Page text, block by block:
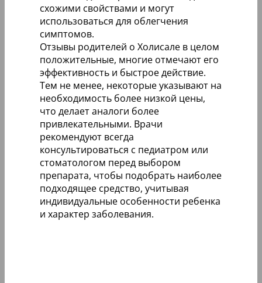
схожими свойствами и могут
использоваться для облегчения
симптомов.
Отзывы родителей о Холисале в целом
положительные, многие отмечают его
эффективность и быстрое действие.
Тем не менее, некоторые указывают на
необходимость более низкой цены,
что делает аналоги более
привлекательными. Врачи
рекомендуют всегда
консультироваться с педиатром или
стоматологом перед выбором
препарата, чтобы подобрать наиболее
подходящее средство, учитывая
индивидуальные особенности ребенка
и характер заболевания.